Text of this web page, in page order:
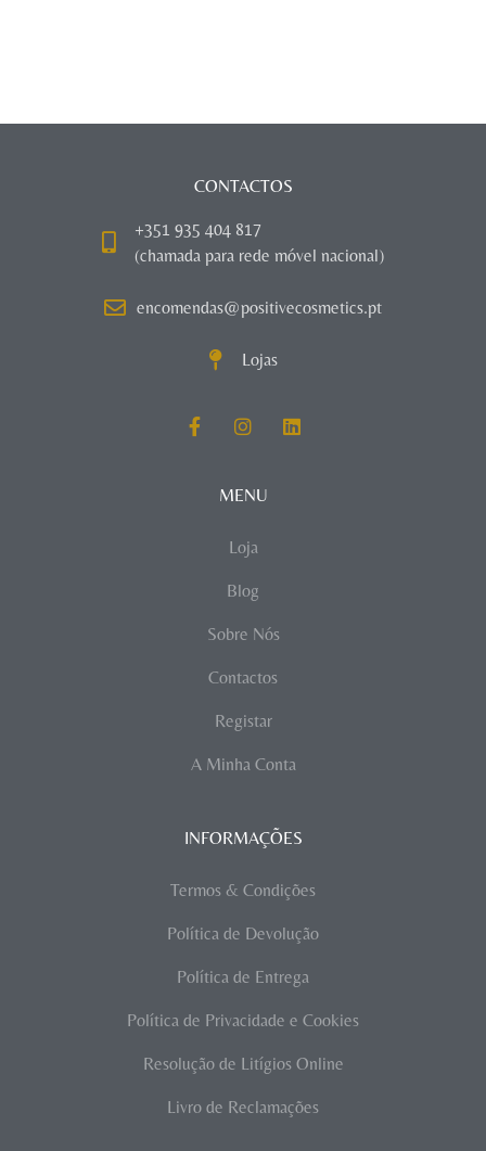
CONTACTOS
+351 935 404 817
(chamada para rede móvel nacional)
encomendas@positivecosmetics.pt
Lojas
MENU
Loja
Blog
Sobre Nós
Contactos
Registar
A Minha Conta
INFORMAÇÕES
Termos & Condições
Política de Devolução
Política de Entrega
Política de Privacidade e Cookies
Resolução de Litígios Online
Livro de Reclamações